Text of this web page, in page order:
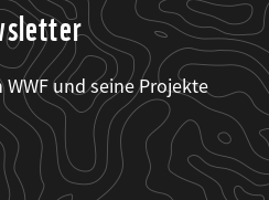
und seine Projekte